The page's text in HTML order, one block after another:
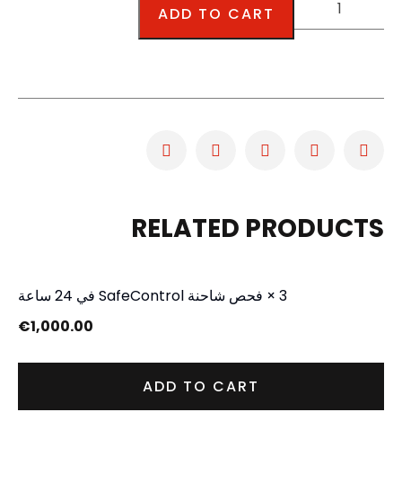
ADD TO CART
RELATED PRODUCTS
3 × فحص شاحنة SafeControl في 24 ساعة
€1,000.00
ADD TO CART